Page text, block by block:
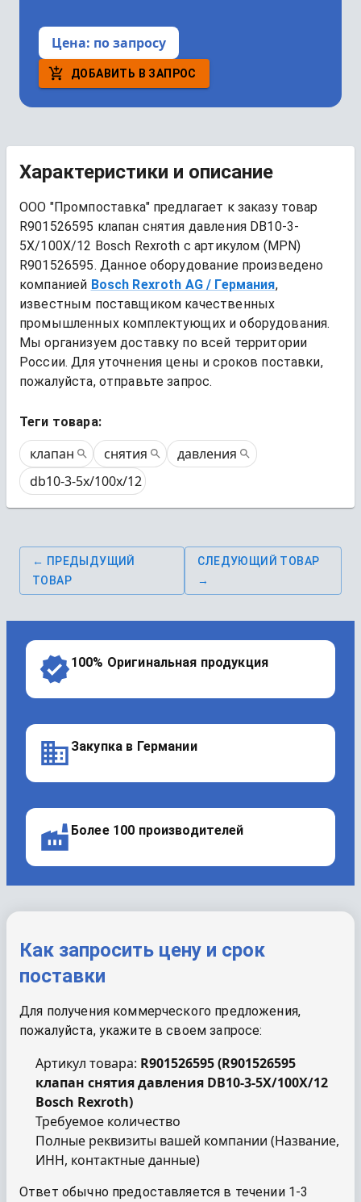
Цена: по запросу
ДОБАВИТЬ В ЗАПРОС
Характеристики и описание
ООО "Промпоставка" предлагает к заказу товар
R901526595 клапан снятия давления DB10-3-
5X/100X/12 Bosch Rexroth
R901526595. Данное оборудование произведено
компанией Bosch Rexroth AG / Германия,
известным поставщиком качественных
промышленных комплектующих и оборудования.
Мы организуем доставку по всей территории
России. Для уточнения цены и сроков поставки,
пожалуйста, отправьте запрос.
Теги товара:
клапан снятия
давления
db10-3-5x/100x/12
← ПРЕДЫДУЩИЙ
ТОВАР
СЛЕДУЮЩИЙ ТОВАР
→
100% Оригинальная продукция
Закупка в Германии
Более 100 производителей
Как запросить цену и срок
поставки
Для получения коммерческого предложения,
пожалуйста, укажите в своем запросе:
Артикул товара: R901526595(R901526595
клапан снятия давления DB10-3-5X/100X/12
Bosch Rexroth)
Требуемое количество
Полные реквизиты вашей компании (Название,
ИНН, контактные данные)
Ответ обычно предоставляется в течении 1-3